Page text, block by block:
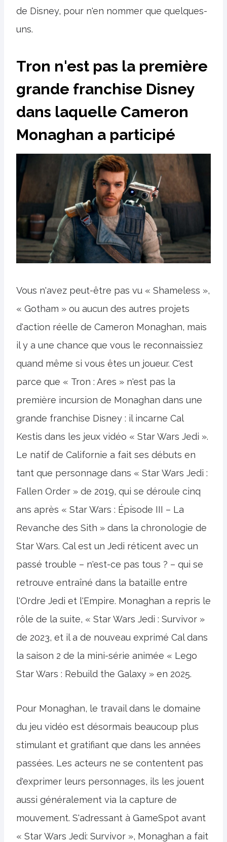
de Disney, pour n'en nommer que quelques-
uns.
Tron n'est pas la première
grande franchise Disney
dans laquelle Cameron
Monaghan a participé
Vous n'avez peut-être pas vu « Shameless »,
« Gotham » ou aucun des autres projets
d'action réelle de Cameron Monaghan, mais
il y a une chance que vous le reconnaissiez
quand même si vous êtes un joueur. C'est
parce que « Tron : Ares » n'est pas la
première incursion de Monaghan dans une
grande franchise Disney : il incarne Cal
Kestis dans les jeux vidéo « Star Wars Jedi ».
Le natif de Californie a fait ses débuts en
tant que personnage dans « Star Wars Jedi :
Fallen Order » de 2019, qui se déroule cinq
ans après « Star Wars : Épisode III – La
Revanche des Sith » dans la chronologie de
Star Wars. Cal est un Jedi réticent avec un
passé trouble – n'est-ce pas tous ? – qui se
retrouve entraîné dans la bataille entre
l'Ordre Jedi et l'Empire. Monaghan a repris le
rôle de la suite, « Star Wars Jedi : Survivor »
de 2023, et il a de nouveau exprimé Cal dans
la saison 2 de la mini-série animée « Lego
Star Wars : Rebuild the Galaxy » en 2025.
Pour Monaghan, le travail dans le domaine
du jeu vidéo est désormais beaucoup plus
stimulant et gratifiant que dans les années
passées. Les acteurs ne se contentent pas
d'exprimer leurs personnages, ils les jouent
aussi généralement via la capture de
mouvement. S'adressant à GameSpot avant
« Star Wars Jedi: Survivor », Monaghan a fait